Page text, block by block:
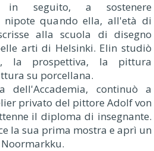
in seguito, a sostenere
nipote quando ella, all'età di
alla scuola di disegno
arti di Helsinki. Elin studiò
la prospettiva, la pittura
su porcellana.
dell'Accademia, continuò a
privato del pittore Adolf von
il diploma di insegnante.
la sua prima mostra e aprì un